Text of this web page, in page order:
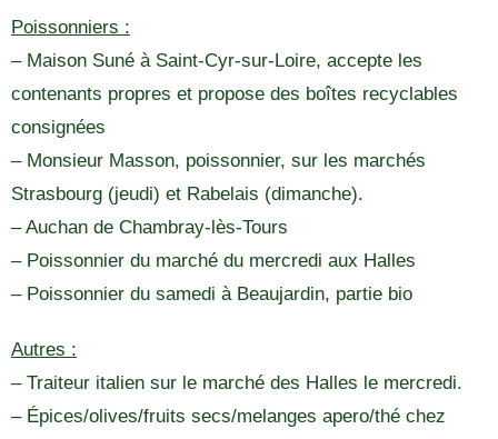
Poissonniers :
– Maison Suné à Saint-Cyr-sur-Loire, accepte les
contenants propres et propose des boîtes recyclables
consignées
– Monsieur Masson, poissonnier, sur les marchés
Strasbourg (jeudi) et Rabelais (dimanche).
– Auchan de Chambray-lès-Tours
– Poissonnier du marché du mercredi aux Halles
– Poissonnier du samedi à Beaujardin, partie bio
Autres :
– Traiteur italien sur le marché des Halles le mercredi.
– Épices/olives/fruits secs/melanges apero/thé chez